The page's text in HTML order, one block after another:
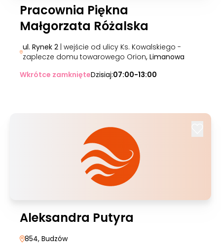
Pracownia Piękna
Małgorzata Różalska
ul. Rynek 2| wejście od ulicy Ks. Kowalskiego -
zaplecze domu towarowego Orion, Limanowa
Wkrótce zamknięteDzisiaj:07:00-13:00
Aleksandra Putyra
854, Budzów